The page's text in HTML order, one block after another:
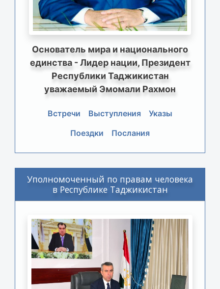
Основатель мира и национального
единства - Лидер нации, Президент
Республики Таджикистан
уважаемый Эмомали Рахмон
Встречи Выступления
Указы
Поездки
Послания
Уполномоченный по правам человека
в Республике Таджикистан